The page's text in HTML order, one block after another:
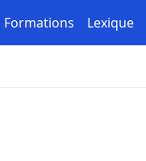
Formations Lexique